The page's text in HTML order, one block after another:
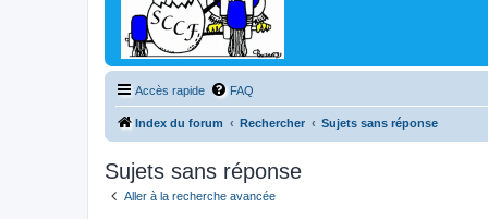
Accès rapide FAQ
Index du forum Rechercher Sujets sans réponse
Sujets sans réponse
Aller à la recherche avancée